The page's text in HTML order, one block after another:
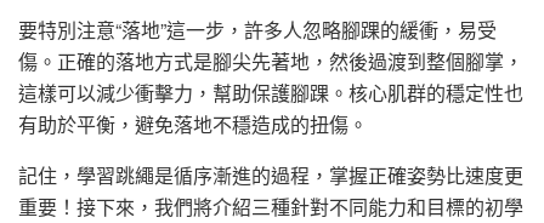
要特別注意“落地”這一步，許多人忽略腳踝的緩衝，易受
傷。正確的落地方式是腳尖先著地，然後過渡到整個腳掌，
這樣可以減少衝擊力，幫助保護腳踝。核心肌群的穩定性也
有助於平衡，避免落地不穩造成的扭傷。
記住，學習跳繩是循序漸進的過程，掌握正確姿勢比速度更
重要！接下來，我們將介紹三種針對不同能力和目標的初學